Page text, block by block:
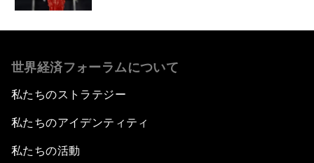
世界経済フォーラムについて
私たちのストラテジー
私たちのアイデンティティ
私たちの活動